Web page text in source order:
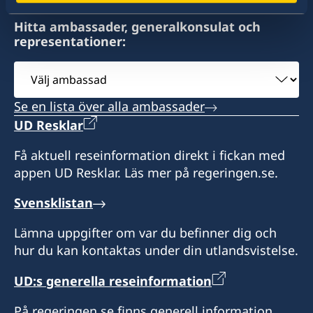
Hitta ambassader, generalkonsulat och
representationer:
Välj
ambassad
Se en lista över alla ambassader
UD Resklar
Få aktuell reseinformation direkt i fickan med
appen UD Resklar. Läs mer på regeringen.se.
Svensklistan
Lämna uppgifter om var du befinner dig och
hur du kan kontaktas under din utlandsvistelse.
UD:s generella reseinformation